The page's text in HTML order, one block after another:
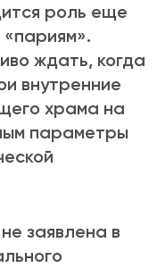
роль еще
ждать, когда
внутренние
храма на
параметры
заявлена в